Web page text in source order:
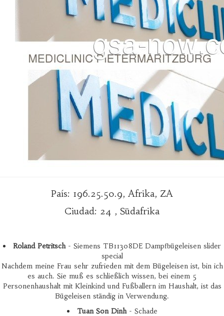
País: 196.25.50.9, Afrika, ZA
Ciudad: 24 , Südafrika
Roland Petritsch- Siemens TB11308DE Dampfbügeleisen slider
special
Nachdem meine Frau sehr zufrieden mit dem Bügeleisen ist, bin ich
es auch. Sie muß es schließlich wissen, bei einem 5
Personenhaushalt mit Kleinkind und Fußballern im Haushalt, ist das
Bügeleisen ständig in Verwendung.
Tuan Son Dinh- Schade